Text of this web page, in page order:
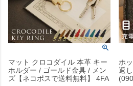
マット クロコダイル 本革 キー
ホルダー / ゴールド金具 / メン
ズ【ネコポスで送料無料】 4FA
ホ
返